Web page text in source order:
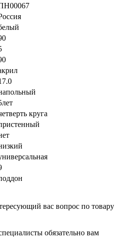
круга
вас вопрос по товару
обязательно вам